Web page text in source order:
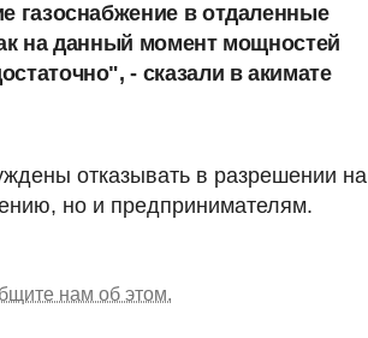
газоснабжение в отдаленные
на данный момент мощностей
- сказали в акимате
отказывать в разрешении на
но и предпринимателям.
нам об этом.